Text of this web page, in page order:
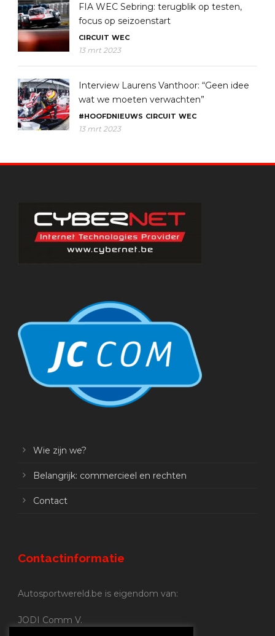
FIA WEC Sebring: terugblik op testen,
focus op seizoenstart
CIRCUIT WEC
13 mrt 2023
Interview Laurens Vanthoor: “Geen idee
wat we moeten verwachten”
#HOOFDNIEUWS CIRCUIT WEC
13 mrt 2023
Wie zijn we?
Belangrijk: commercieel en rechten
Contact
Contactinformatie
Autosportwereld.be is eigendom van:
JODI Comm V.